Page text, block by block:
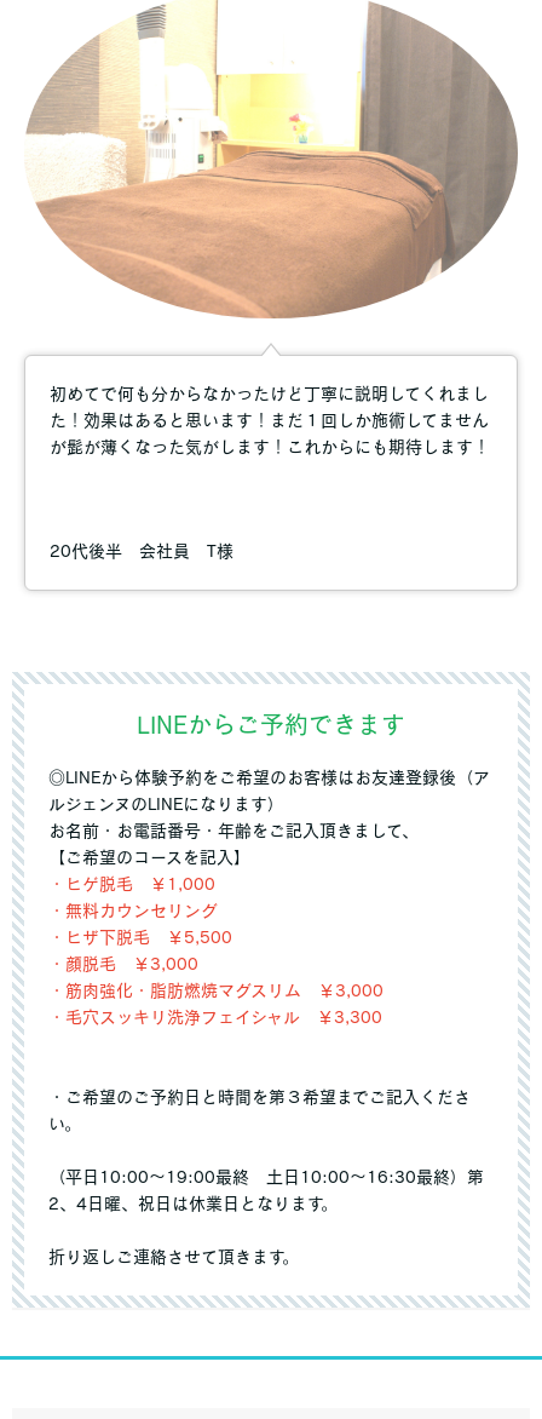
初めてで何も分からなかったけど丁寧に説明してくれまし
た！効果はあると思います！まだ１回しか施術してません
が髭が薄くなった気がします！これからにも期待します！
20代後半 会社員 T様
LINEからご予約できます
◎LINEから体験予約をご希望のお客様はお友達登録後（ア
ルジェンヌのLINEになります）
お名前・お電話番号・年齢をご記入頂きまして、
【ご希望のコースを記入】
・ヒゲ脱毛 ￥1,000
・無料カウンセリング
・ヒザ下脱毛 ￥5,500
・顔脱毛 ￥3,000
・筋肉強化・脂肪燃焼マグスリム ￥3,000
・毛穴スッキリ洗浄フェイシャル ￥3,300
・ご希望のご予約日と時間を第３希望までご記入くださ
い。
（平日10:00～19:00最終 土日10:00～16:30最終）第
2、4日曜、祝日は休業日となります。
折り返しご連絡させて頂きます。